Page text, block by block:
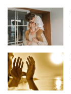
g
u
r
s
k
o
g